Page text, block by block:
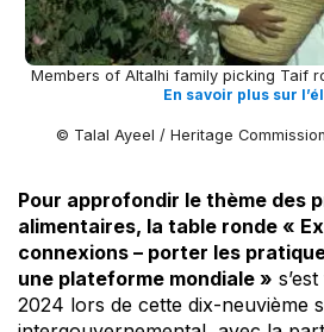
Members of Altalhi family picking Taif
En savoir plus sur
© Talal Ayeel / Heritage
Pour approfondir le thème des
alimentaires, la table ronde «
connexions – porter les
une plateforme mondiale »
2024 lors de cette dix-neuvième